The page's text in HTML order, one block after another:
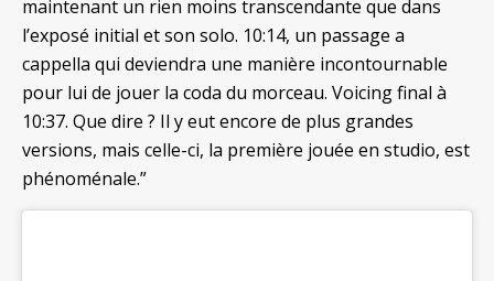
maintenant un rien moins transcendante que dans
l’exposé initial et son solo. 10:14, un passage a
cappella qui deviendra une manière incontournable
pour lui de jouer la coda du morceau. Voicing final à
10:37. Que dire ? Il y eut encore de plus grandes
versions, mais celle-ci, la première jouée en studio, est
phénoménale.”